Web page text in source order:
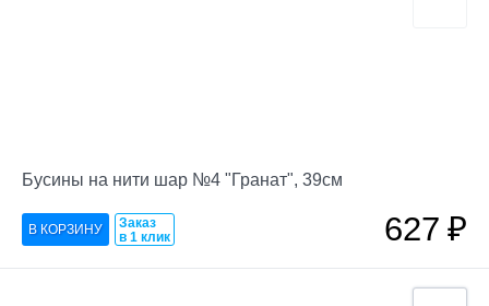
Бусины на нити шар №4 "Гранат", 39см
Заказ
в 1 клик
627₽